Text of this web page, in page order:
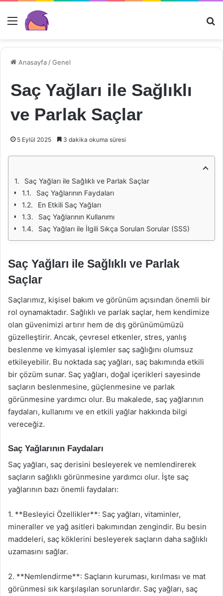
Menü
Anasayfa /Genel
Saç Yağları ile Sağlıklı
ve Parlak Saçlar
5 Eylül 2025 3 dakika okuma süresi
Saç Yağları ile Sağlıklı ve Parlak Saçlar
Saç Yağlarının Faydaları
En Etkili Saç Yağları
Saç Yağlarının Kullanımı
Saç Yağları ile İlgili Sıkça Sorulan Sorular (SSS)
Saç Yağları ile Sağlıklı ve Parlak
Saçlar
Saçlarımız, kişisel bakım ve görünüm açısından önemli bir
rol oynamaktadır. Sağlıklı ve parlak saçlar, hem kendimize
olan güvenimizi artırır hem de dış görünümümüzü
güzelleştirir. Ancak, çevresel etkenler, stres, yanlış
beslenme ve kimyasal işlemler saç sağlığını olumsuz
etkileyebilir. Bu noktada saç yağları, saç bakımında etkili
bir çözüm sunar. Saç yağları, doğal içerikleri sayesinde
saçların beslenmesine, güçlenmesine ve parlak
görünmesine yardımcı olur. Bu makalede, saç yağlarının
faydaları, kullanımı ve en etkili yağlar hakkında bilgi
vereceğiz.
Saç Yağlarının Faydaları
Saç yağları, saç derisini besleyerek ve nemlendirerek
saçların sağlıklı görünmesine yardımcı olur. İşte saç
yağlarının bazı önemli faydaları:
1. **Besleyici Özellikler**: Saç yağları, vitaminler,
mineraller ve yağ asitleri bakımından zengindir. Bu besin
maddeleri, saç köklerini besleyerek saçların daha sağlıklı
uzamasını sağlar.
2. **Nemlendirme**: Saçların kuruması, kırılması ve mat
görünmesi sık karşılaşılan sorunlardır. Saç yağları, saç